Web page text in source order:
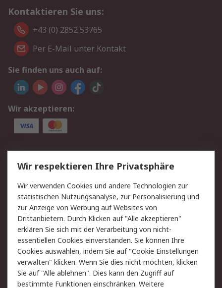
Kontaktieren Sie uns:
+43 (0) 2852 53765
Per E-Mail unter Kontakt
Sie finden uns auch auf:
Wir akzeptieren:
Service
Value Added Services
Lieferlösungen
Rücksendung/Entsorgung Kontakt
Hilfe
Rechtliches
RS Verkaufs- und
Lieferbedingungen
Datenschutz
Cookie-Richtlinie
Zahlungsbedingungen
Impressum
Webseite Konditionen
Wir respektieren Ihre Privatsphäre
Wir verwenden Cookies und andere Technologien zur
statistischen Nutzungsanalyse, zur Personalisierung und
zur Anzeige von Werbung auf Websites von
Drittanbietern. Durch Klicken auf "Alle akzeptieren"
erklären Sie sich mit der Verarbeitung von nicht-
essentiellen Cookies einverstanden. Sie können Ihre
Cookies auswählen, indem Sie auf "Cookie Einstellungen
verwalten" klicken. Wenn Sie dies nicht möchten, klicken
Sie auf "Alle ablehnen". Dies kann den Zugriff auf
bestimmte Funktionen einschränken. Weitere